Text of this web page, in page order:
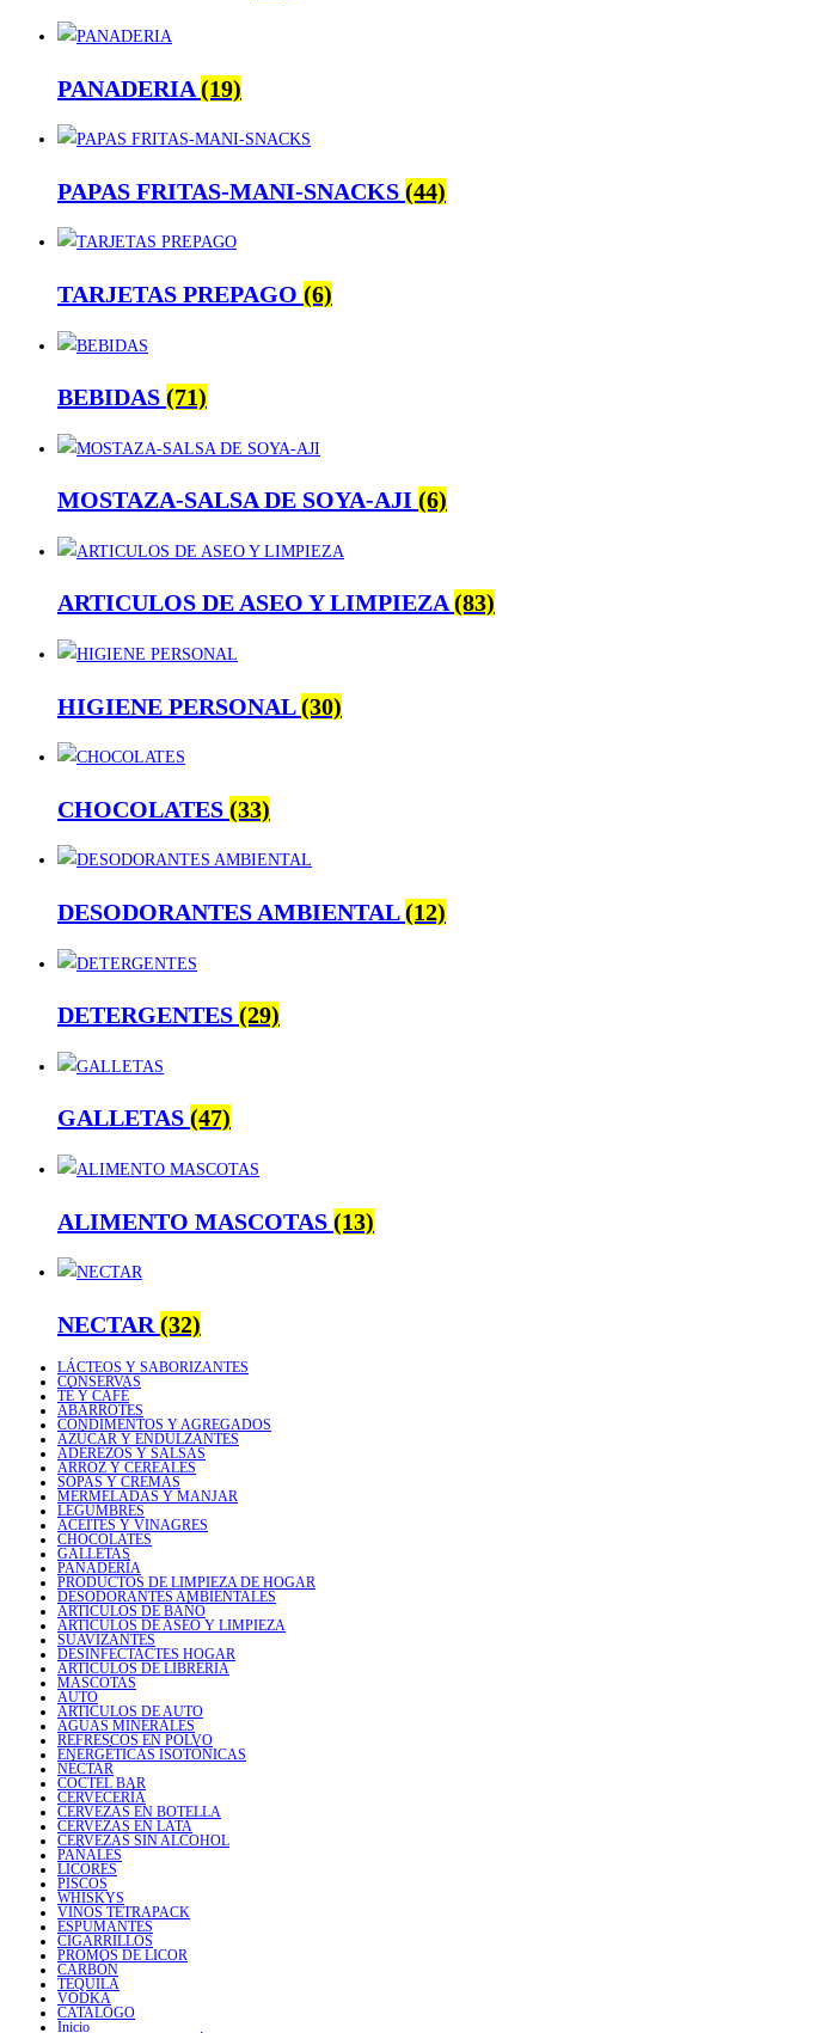
PANADERIA(19)
PAPAS FRITAS-MANI-SNACKS (44)
TARJETAS PREPAGO (6)
BEBIDAS (71)
MOSTAZA-SALSA DE SOYA-AJI (6)
ARTICULOS DE ASEO Y LIMPIEZA(83)
HIGIENE PERSONAL(30)
CHOCOLATES (33)
DESODORANTES AMBIENTAL(12)
DETERGENTES (29)
GALLETAS (47)
ALIMENTO MASCOTAS (13)
NECTAR (32)
LÁCTEOS Y SABORIZANTES
CONSERVAS
TÉ Y CAFÉ
ABARROTES
CONDIMENTOS Y AGREGADOS
AZÚCAR Y ENDULZANTES
ADEREZOS Y SALSAS
ARROZ Y CEREALES
SOPAS Y CREMAS
MERMELADAS Y MANJAR
LEGUMBRES
ACEITES Y VINAGRES
CHOCOLATES
GALLETAS
PANADERÍA
PRODUCTOS DE LIMPIEZA DE HOGAR
DESODORANTES AMBIENTALES
ARTICULOS DE BAÑO
ARTICULOS DE ASEO Y LIMPIEZA
SUAVIZANTES
DESINFECTACTES HOGAR
ARTICULOS DE LIBRERIA
MASCOTAS
AUTO
ARTICULOS DE AUTO
AGUAS MINERALES
REFRESCOS EN POLVO
ENERGÉTICAS ISOTÓNICAS
NÉCTAR
COCTEL BAR
CERVECERÍA
CERVEZAS EN BOTELLA
CERVEZAS EN LATA
CERVEZAS SIN ALCOHOL
PAÑALES
LICORES
PISCOS
WHISKYS
VINOS TETRAPACK
ESPUMANTES
CIGARRILLOS
PROMOS DE LICOR
CARBÓN
TEQUILA
VODKA
CATALOGO
Inicio